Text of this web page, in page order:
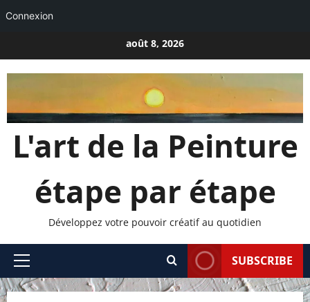
Connexion
au
contenu
août 8, 2026
L'art de la Peinture
étape par étape
Développez votre pouvoir créatif au quotidien
Menu
principal
SUBSCRIBE